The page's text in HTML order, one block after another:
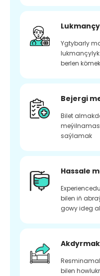
Ygtybarly
berlen kömek
Bejergi
Bilet
saýlamak
Hassale
bilen iň
gowy ideg
Akdyrmak
bilen